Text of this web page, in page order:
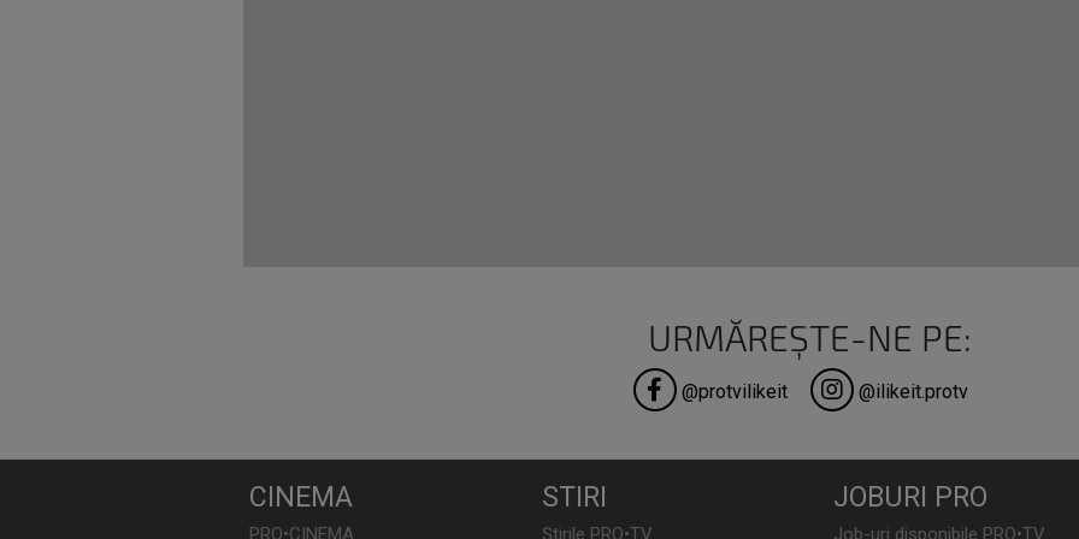
URMĂREȘTE-NE PE:
@protvilikeit @ilikeit.protv
CINEMA
PRO•CINEMA
STIRI
Știrile PRO•TV
JOBURI PRO
Job-uri disponibile PRO•TV